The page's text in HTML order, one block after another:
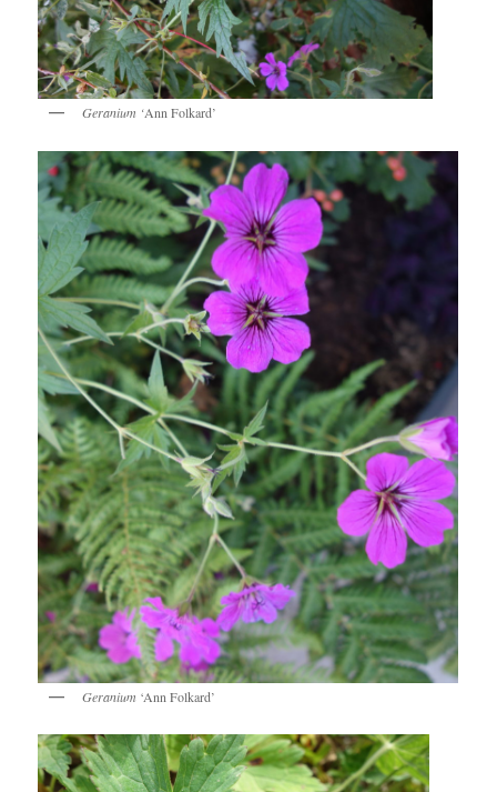
Geranium ‘Ann Folkard’
Geranium ‘Ann Folkard’